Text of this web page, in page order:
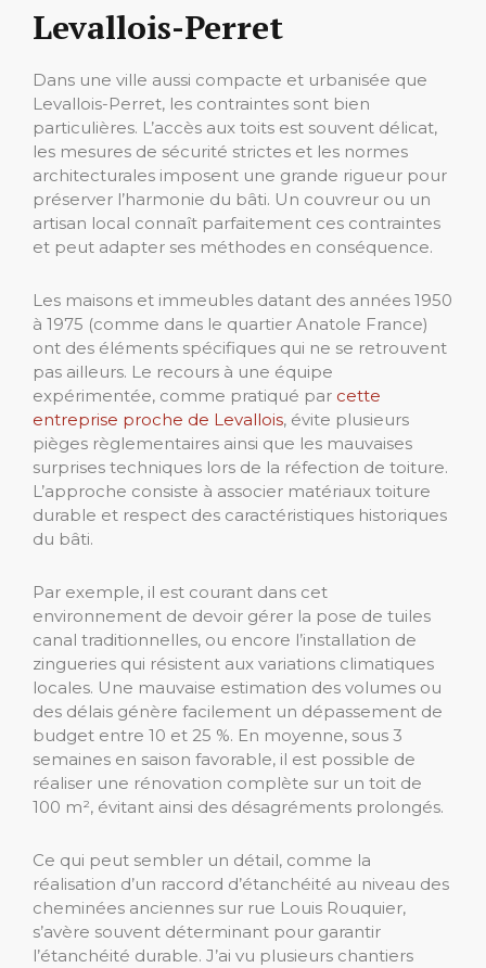
Levallois-Perret
Dans une ville aussi compacte et urbanisée que
Levallois-Perret, les contraintes sont bien
particulières. L’accès aux toits est souvent délicat,
les mesures de sécurité strictes et les normes
architecturales imposent une grande rigueur pour
préserver l’harmonie du bâti. Un couvreur ou un
artisan local connaît parfaitement ces contraintes
et peut adapter ses méthodes en conséquence.
Les maisons et immeubles datant des années 1950
à 1975 (comme dans le quartier Anatole France)
ont des éléments spécifiques qui ne se retrouvent
pas ailleurs. Le recours à une équipe
expérimentée, comme pratiqué par cette
entreprise proche de Levallois, évite plusieurs
pièges règlementaires ainsi que les mauvaises
surprises techniques lors de la réfection de toiture.
L’approche consiste à associer matériaux toiture
durable et respect des caractéristiques historiques
du bâti.
Par exemple, il est courant dans cet
environnement de devoir gérer la pose de tuiles
canal traditionnelles, ou encore l’installation de
zingueries qui résistent aux variations climatiques
locales. Une mauvaise estimation des volumes ou
des délais génère facilement un dépassement de
budget entre 10 et 25 %. En moyenne, sous 3
semaines en saison favorable, il est possible de
réaliser une rénovation complète sur un toit de
100 m², évitant ainsi des désagréments prolongés.
Ce qui peut sembler un détail, comme la
réalisation d’un raccord d’étanchéité au niveau des
cheminées anciennes sur rue Louis Rouquier,
s’avère souvent déterminant pour garantir
l’étanchéité durable. J’ai vu plusieurs chantiers